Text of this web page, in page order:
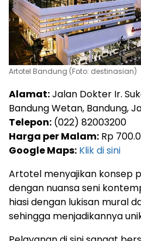
Artotel Bandung (Foto: destinasian)
Alamat:Jalan Dokter Ir.
Bandung Wetan, Bandung,
Telepon: (022) 82003200
Harga per Malam: Rp
Google Maps: Klik di sini
Artotel menyajikan konsep
dengan nuansa seni
hiasi dengan lukisan mural
sehingga menjadikannya